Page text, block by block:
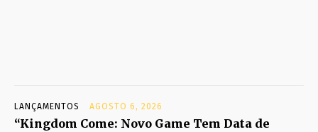
LANÇAMENTOS AGOSTO 6, 2026
“Kingdom Come: Novo Game Tem Data de